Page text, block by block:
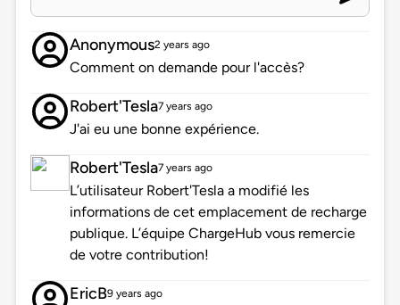
Anonymous2 years ago
Comment on demande pour l'accès?
Robert'Tesla7 years ago
J'ai eu une bonne expérience.
Robert'Tesla7 years ago
L’utilisateur Robert'Tesla a modifié les
informations de cet emplacement de recharge
publique. L’équipe ChargeHub vous remercie
de votre contribution!
EricB9 years ago